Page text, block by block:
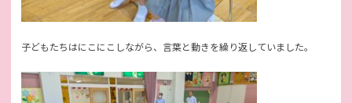
子どもたちはにこにこしながら、言葉と動きを繰り返していました。